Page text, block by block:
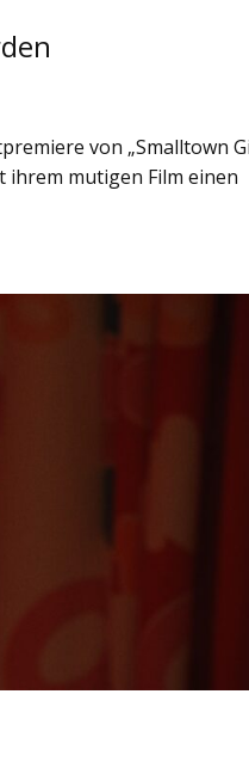
von „Smalltown
ihrem mutigen Film einen